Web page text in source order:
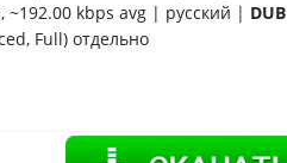
~192.00 kbps avg | русский | DUB
Full) отдельно